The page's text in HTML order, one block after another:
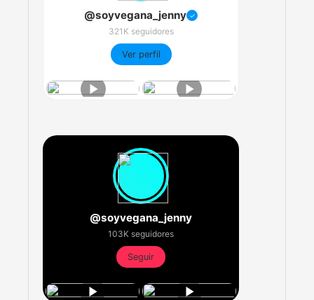
@soyvegana_jenny ✓
321K seguidores
Ver perfil
@soyvegana_jenny
103K seguidores
Seguir